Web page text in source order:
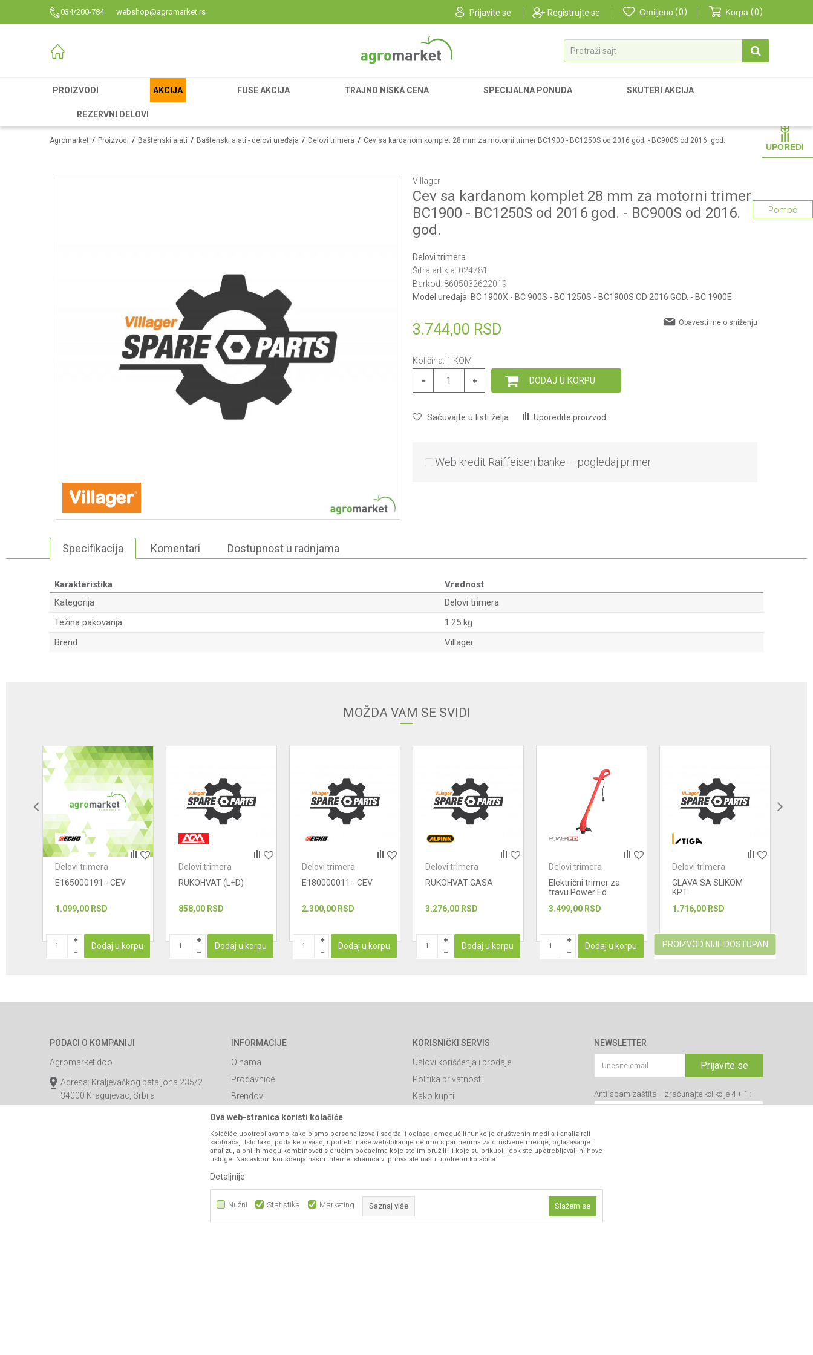
034/200-784 webshop@agromarket.rs Prijavite se Registrujte se Omiljeno 0 Korpa 0
Pretraži sajt
PROIZVODI AKCIJA FUSE AKCIJA TRAJNO NISKA CENA SPECIJALNA PONUDA SKUTERI AKCIJA
REZERVNI DELOVI
UPOREDI
Agromarket Proizvodi Baštenski alati Baštenski alati - delovi uređaja Delovi trimera Cev sa kardanom komplet 28 mm za motorni trimer BC1900 - BC1250S od 2016 god. - BC900S od 2016. god.
Villager
Cev sa kardanom komplet 28 mm za motorni trimer
BC1900 - BC1250S od 2016 god. - BC900S od 2016.
god.
Delovi trimera
Šifra artikla: 024781
Barkod: 8605032622019
Model uređaja: BC 1900X - BC 900S - BC 1250S - BC1900S OD 2016 GOD. - BC 1900E
3.744,00 RSD Obavesti me o sniženju
Količina: 1 KOM
DODAJ U KORPU
Sačuvajte u listi želja Uporedite proizvod
Web kredit Raiffeisen banke – pogledaj primer
Pomoć
Specifikacija Komentari Dostupnost u radnjama
Karakteristika
Vrednost
Kategorija
Delovi trimera
Težina pakovanja
1.25 kg
Brend
Villager
POŠALJI
MOŽDA VAM SE SVIDI
Delovi trimera
E165000191 - CEV
1.099,00 RSD
Dodaj u korpu
Delovi trimera
RUKOHVAT (L+D)
858,00 RSD
Dodaj u korpu
Delovi trimera
E180000011 - CEV
2.300,00 RSD
Dodaj u korpu
Delovi trimera
RUKOHVAT GASA
3.276,00 RSD
Dodaj u korpu
Delovi trimera
Električni trimer za
travu Power Ed
3.499,00 RSD
Dodaj u korpu
Delovi trimera
GLAVA SA SLIKOM
KPT.
1.716,00 RSD
PROIZVOD NIJE DOSTUPAN
PODACI O KOMPANIJI
Agromarket doo
Adresa: Kraljevačkog bataljona 235/2
34000 Kragujevac, Srbija
INFORMACIJE
O nama
Prodavnice
Brendovi
Katalozi
Saradnja
Blog
Najčešća pitanja
Kontakt
KORISNIČKI SERVIS
Uslovi korišćenja i prodaje
Politika privatnosti
Kako kupiti
Click & Collect
Načini plaćanja
Plaćanje karticama
Pravo na odustajanje
Reklamacije
NEWSLETTER
Prijavite se
Anti-spam zaštita - izračunajte koliko je 4 + 1 :
VIBER I SMS NEWSLETTER
Ova web-stranica koristi kolačiće
Kolačiće upotrebljavamo kako bismo personalizovali sadržaj i oglase, omogućili funkcije društvenih medija i analizirali
saobraćaj. Isto tako, podatke o vašoj upotrebi naše web-lokacije delimo s partnerima za društvene medije, oglašavanje i
analizu, a oni ih mogu kombinovati s drugim podacima koje ste im pružili ili koje su prikupili dok ste upotrebljavali njihove
usluge. Nastavkom korišćenja naših internet stranica vi prihvatate našu upotrebu kolačića.
Detaljnije
Nužni Statistika Marketing Saznaj više Slažem se